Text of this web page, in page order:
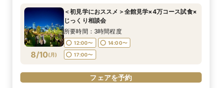
8/9(日)
所要時間：3時間程度
13:30〜
フェアを予約
8/9(日)
8:30〜
13:30〜
フェアを予約
8/9(日)
所要時間：3時間程度
13:30〜
フェアを予約
8/9(日)
8:30〜
13:30〜
フェアを予約
8/9(日)
所要時間：3時間程度
フェアを予約
8/10(月)
＜初見学におススメ＞全館見学×4万コース試食×
じっくり相談会
所要時間：3時間程度
12:00〜
14:00〜
17:00〜
フェアを予約